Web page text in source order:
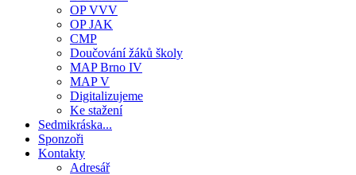
OP VVV
OP JAK
CMP
Doučování žáků školy
MAP Brno IV
MAP V
Digitalizujeme
Ke stažení
Sedmikráska...
Sponzoři
Kontakty
Adresář